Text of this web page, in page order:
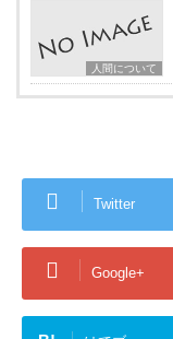
人間について
Twitter
Google+